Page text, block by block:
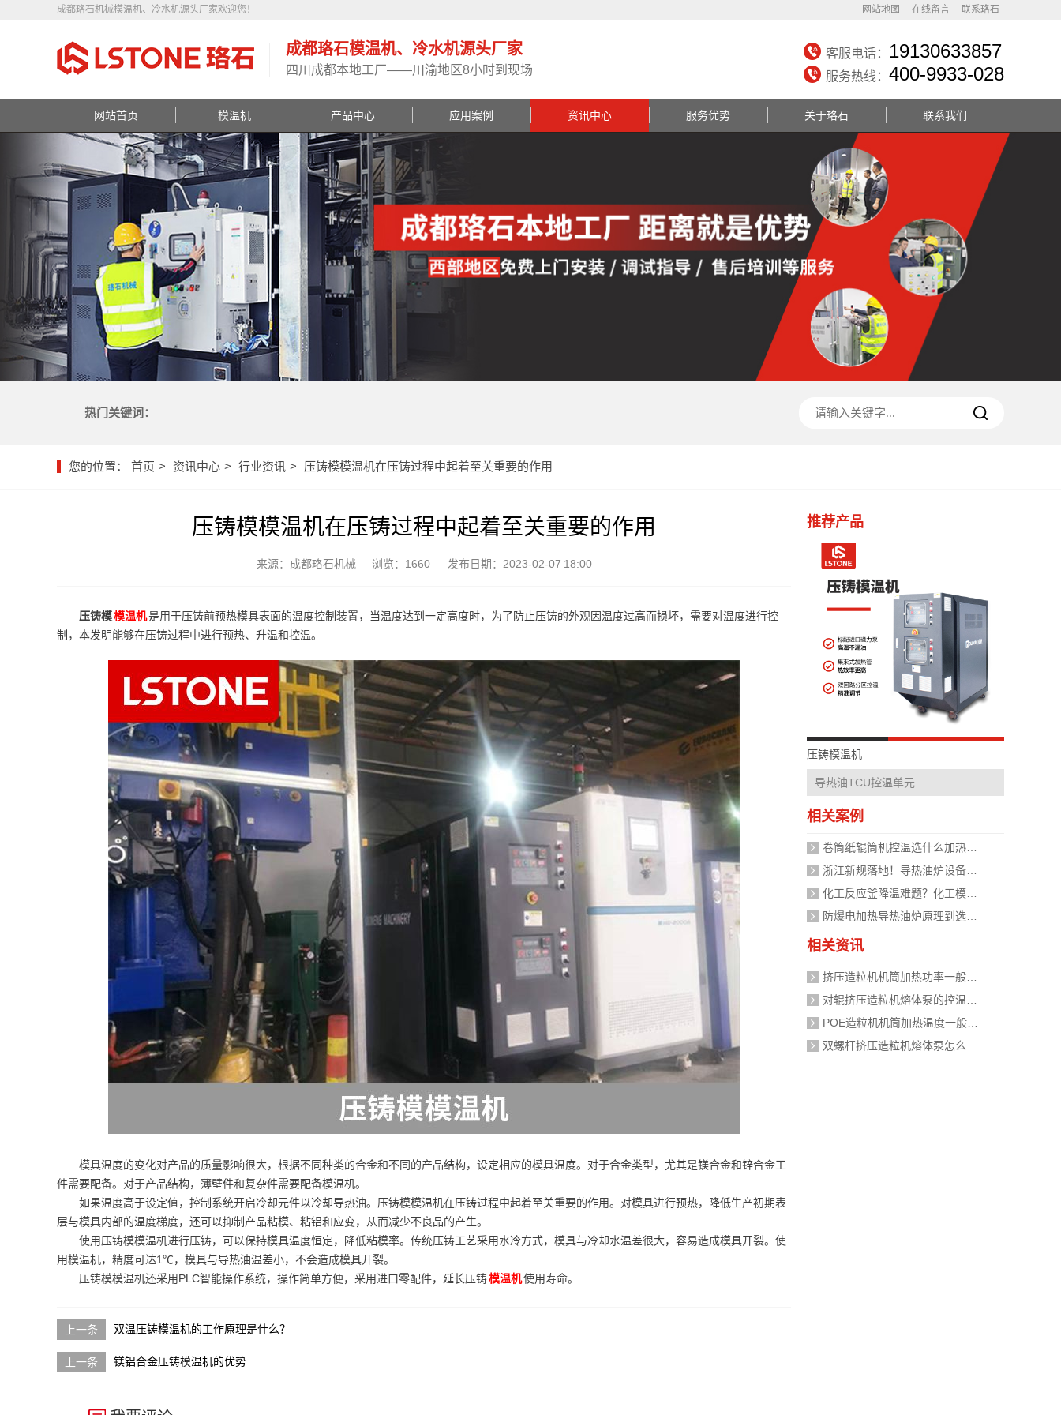
网站地图 在线留言 联系珞石
成都珞石机械模温机、冷水机源头厂家欢迎您！
客服电话： 19130633857
服务热线： 400-9933-028
成都珞石模温机、冷水机源头厂家
四川成都本地工厂——川渝地区8小时到现场
网站首页 模温机 产品中心 应用案例 资讯中心 服务优势 关于珞石 联系我们
热门关键词：
您的位置： 首页 资讯中心 行业资讯 压铸模模温机在压铸过程中起着至关重要的作用
压铸模模温机在压铸过程中起着至关重要的作用
来源：成都珞石机械 浏览：1660 发布日期：2023-02-07 18:00
压铸模模温机是用于压铸前预热模具表面的温度控制装置，当温度达到一定高度时，为了防止压铸的外观因温度过高而损坏，需要对温度进行控
制，本发明能够在压铸过程中进行预热、升温和控温。
模具温度的变化对产品的质量影响很大，根据不同种类的合金和不同的产品结构，设定相应的模具温度。对于合金类型，尤其是镁合金和锌合金工
件需要配备。对于产品结构，薄壁件和复杂件需要配备模温机。
如果温度高于设定值，控制系统开启冷却元件以冷却导热油。压铸模模温机在压铸过程中起着至关重要的作用。对模具进行预热，降低生产初期表
层与模具内部的温度梯度，还可以抑制产品粘模、粘铝和应变，从而减少不良品的产生。
使用压铸模模温机进行压铸，可以保持模具温度恒定，降低粘模率。传统压铸工艺采用水冷方式，模具与冷却水温差很大，容易造成模具开裂。使
用模温机，精度可达1℃，模具与导热油温差小，不会造成模具开裂。
压铸模模温机还采用PLC智能操作系统，操作简单方便，采用进口零配件，延长压铸模温机使用寿命。
双温压铸模温机的工作原理是什么？
镁铝合金压铸模温机的优势
推荐产品
压铸模温机
导热油TCU控温单元
相关案例
相关资讯